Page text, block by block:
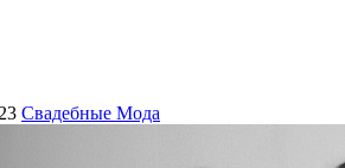
Свадебные Мода